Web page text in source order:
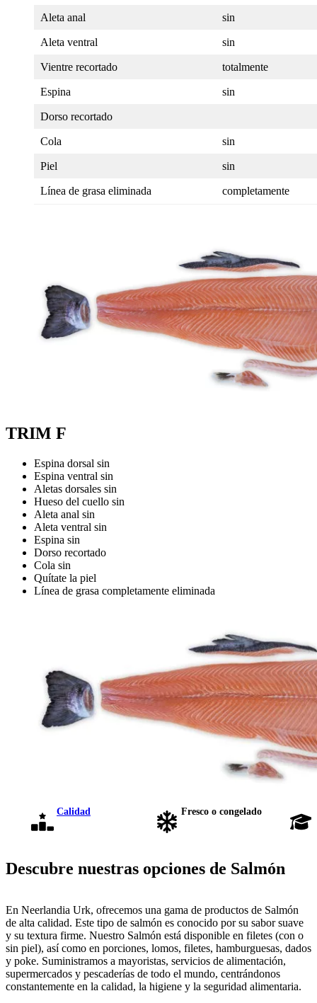
Aleta anal sin
Aleta ventral sin
Vientre recortado totalmente
Espina sin
Dorso recortado
Cola sin
Piel sin
Línea de grasa eliminada completamente
TRIM F
Espina dorsal sin
Espina ventral sin
Aletas dorsales sin
Hueso del cuello sin
Aleta anal sin
Aleta ventral sin
Espina sin
Dorso recortado
Cola sin
Quítate la piel
Línea de grasa completamente eliminada
Calidad Fresco o congelado
Descubre nuestras opciones de Salmón
En Neerlandia Urk, ofrecemos una gama de productos de Salmón
de alta calidad. Este tipo de salmón es conocido por su sabor suave
y su textura firme. Nuestro Salmón está disponible en filetes (con o
sin piel), así como en porciones, lomos, filetes, hamburguesas, dados
y poke. Suministramos a mayoristas, servicios de alimentación,
supermercados y pescaderías de todo el mundo, centrándonos
constantemente en la calidad, la higiene y la seguridad alimentaria.